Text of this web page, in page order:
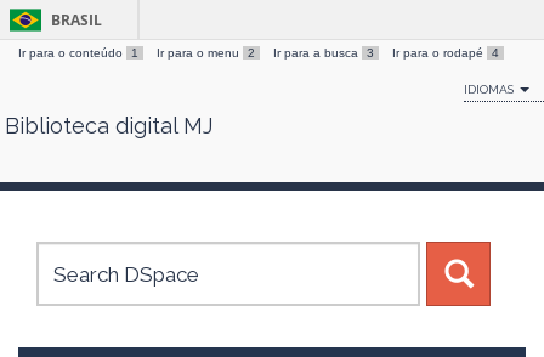
Skip
BRASIL
Ir para o conteúdo 1 Ir para o menu 2 Ir para a busca 3 Ir para o rodapé 4
IDIOMAS
Biblioteca digital MJ